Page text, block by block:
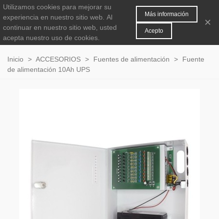
0
Inicio > ACCESORIOS > Fuentes de alimentación >
Fuente
de alimentación 10Ah UPS
Utilizamos cookies para mejorar su
experiencia en nuestro sitio web. Al
continuar en nuestro sitio web, usted
acepta nuestro uso de cookies.
Más información
Acepto
×